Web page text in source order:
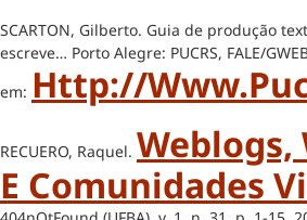
SCARTON, Gilberto. Guia de produção
escreve… Porto Alegre: PUCRS, FALE/
em: Http://
RECUERO, Raquel. Weblogs,
E Comunidades